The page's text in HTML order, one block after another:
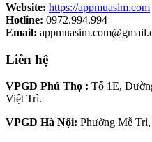
Website: https://appmuasim.com
Hotline: 0972.994.994
Email:
Liên hệ
VPGD Phú Thọ : Tổ 1E,
Việt Trì.
VPGD Hà Nội: Phường Mễ